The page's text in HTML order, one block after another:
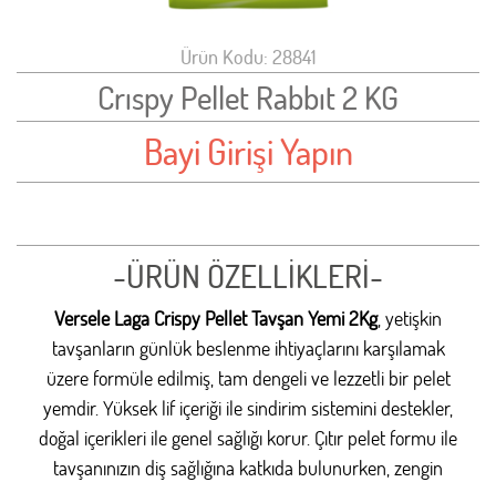
Ürün Kodu: 28841
Crıspy Pellet Rabbıt 2 KG
Bayi Girişi Yapın
-ÜRÜN ÖZELLİKLERİ-
Versele Laga Crispy Pellet Tavşan Yemi 2Kg,yetişkin
tavşanların günlük beslenme ihtiyaçlarını karşılamak
üzere formüle edilmiş, tam dengeli ve lezzetli bir pelet
yemdir. Yüksek lif içeriği ile sindirim sistemini destekler,
doğal içerikleri ile genel sağlığı korur. Çıtır pelet formu ile
tavşanınızın diş sağlığına katkıda bulunurken, zengin